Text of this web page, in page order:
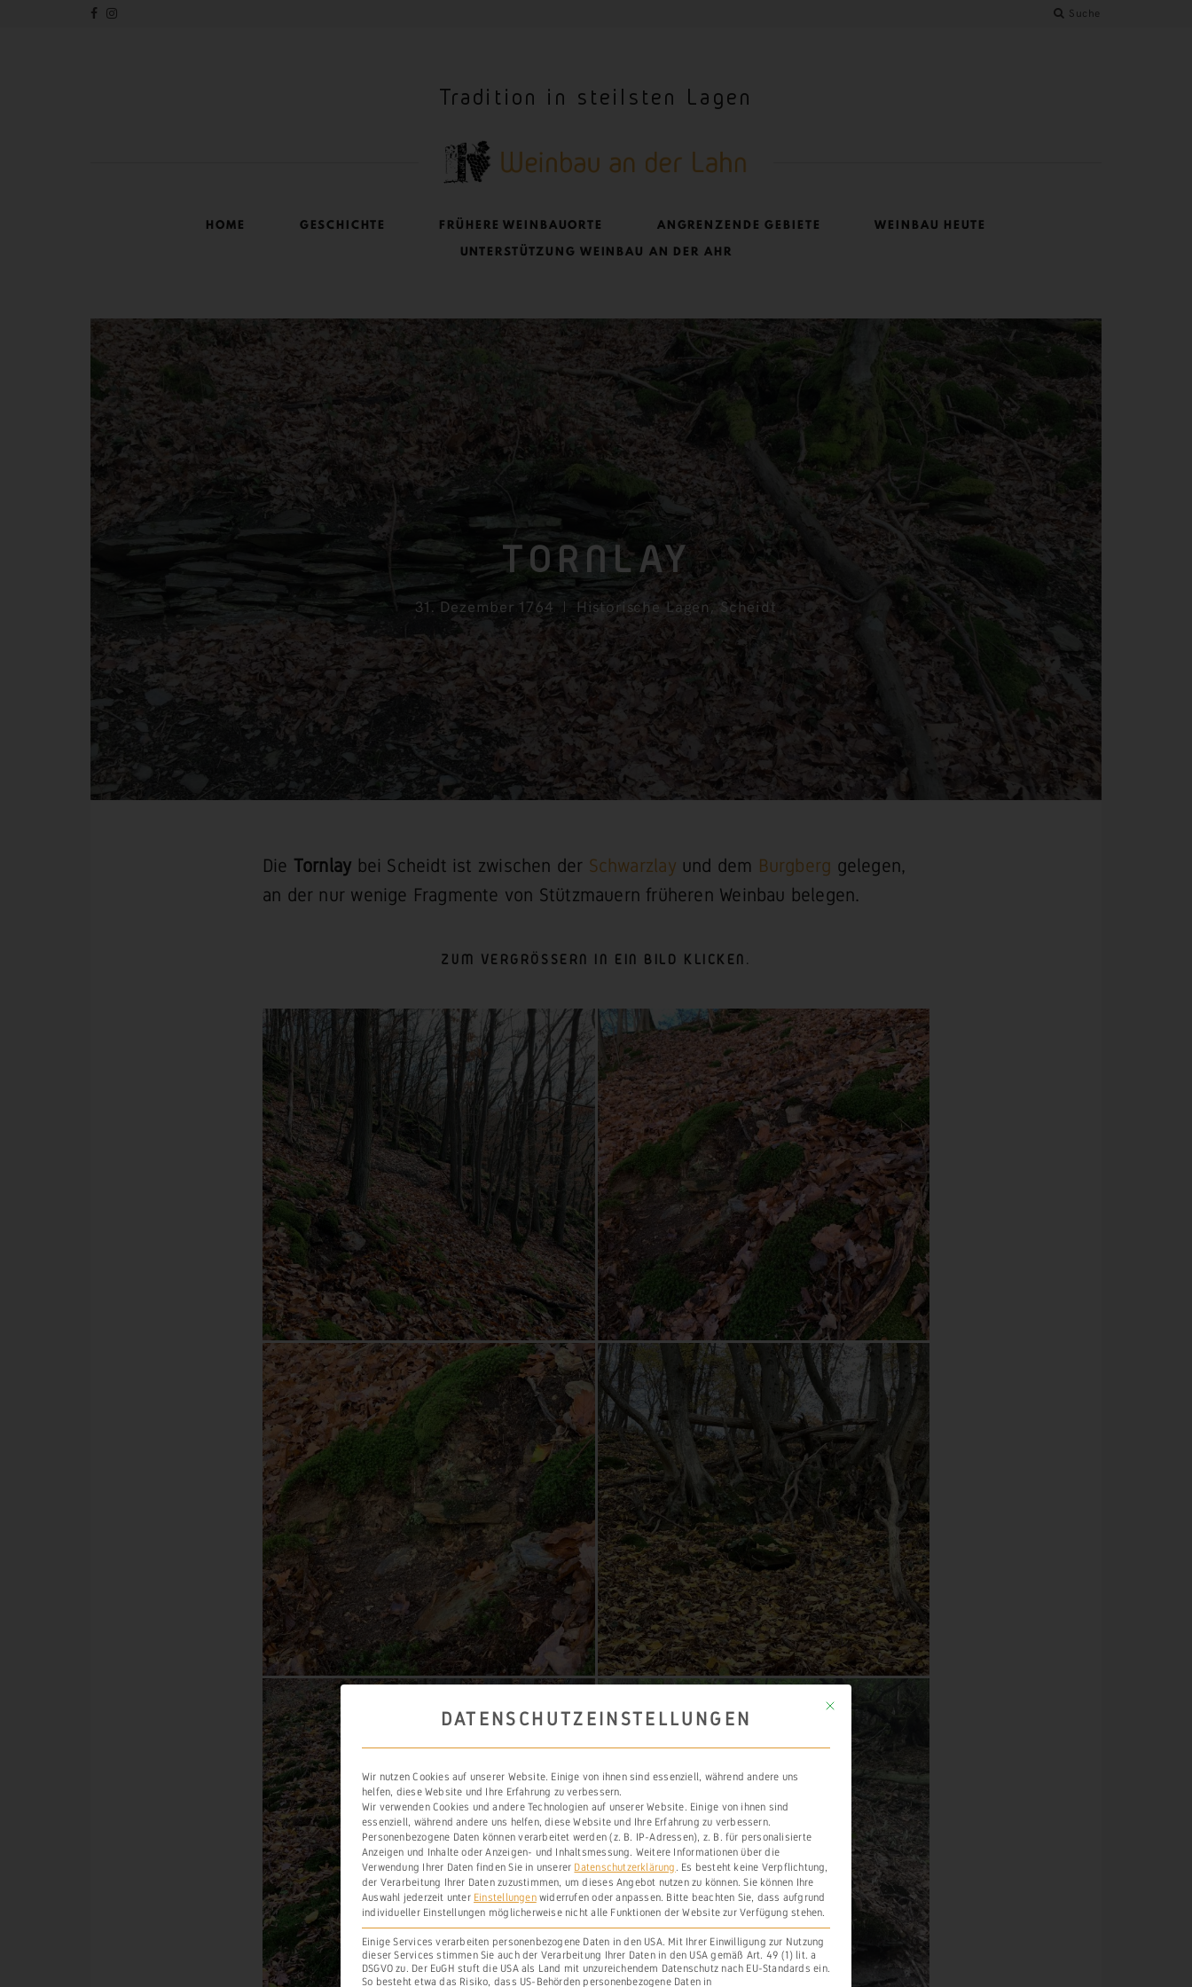
Suche
Tradition in steilsten Lagen
HOME GESCHICHTE FRÜHERE WEINBAUORTE ANGRENZENDE GEBIETE
WEINBAU HEUTE
UNTERSTÜTZUNG WEINBAU AN DER AHR
TORNLAY
31. Dezember 1764 Historische Lagen, Scheidt
Die Tornlay bei Scheidt ist zwischen der Schwarzlay und dem Burgberg gelegen,
an der nur wenige Fragmente von Stützmauern früheren Weinbau belegen.
ZUM VERGRÖSSERN IN EIN BILD KLICKEN.
Mit diesem Button wird der Dialog geschlossen. Seine Funktionalität ist
DATENSCHUTZEINSTELLUNGEN
Wir nutzen Cookies auf unserer Website. Einige von ihnen sind essenziell, während andere uns
helfen, diese Website und Ihre Erfahrung zu verbessern.
Wir verwenden Cookies und andere Technologien auf unserer Website. Einige von ihnen sind
essenziell, während andere uns helfen, diese Website und Ihre Erfahrung zu verbessern.
Personenbezogene Daten können verarbeitet werden (z. B. IP-Adressen), z. B. für personalisierte
Anzeigen und Inhalte oder Anzeigen- und Inhaltsmessung. Weitere Informationen über die
Verwendung Ihrer Daten finden Sie in unserer Datenschutzerklärung . Es besteht keine Verpflichtung,
der Verarbeitung Ihrer Daten zuzustimmen, um dieses Angebot nutzen zu können. Sie können Ihre
Auswahl jederzeit unter Einstellungenwiderrufen oder anpassen. Bitte beachten Sie, dass aufgrund
individueller Einstellungen möglicherweise nicht alle Funktionen der Website zur Verfügung stehen.
Einige Services verarbeiten personenbezogene Daten in den USA. Mit Ihrer Einwilligung zur Nutzung
dieser Services stimmen Sie auch der Verarbeitung Ihrer Daten in den USA gemäß Art. 49 (1) lit. a
DSGVO zu. Der EuGH stuft die USA als Land mit unzureichendem Datenschutz nach EU-Standards ein.
So besteht etwa das Risiko, dass US-Behörden personenbezogene Daten in